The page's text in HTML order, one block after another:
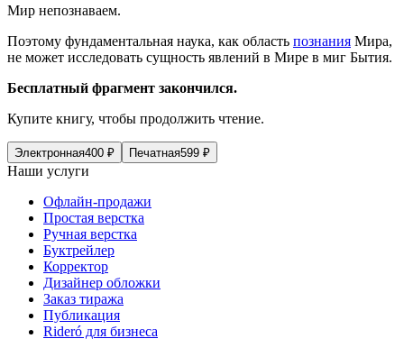
Мир непознаваем.
Поэтому фундаментальная наука, как область познания Мира,
не может исследовать сущность явлений в Мире в миг Бытия.
Бесплатный фрагмент закончился.
Купите книгу, чтобы продолжить чтение.
Электронная400 ₽ Печатная599 ₽
Наши услуги
Офлайн-продажи
Простая верстка
Ручная верстка
Буктрейлер
Корректор
Дизайнер обложки
Заказ тиража
Публикация
Rideró для бизнеса